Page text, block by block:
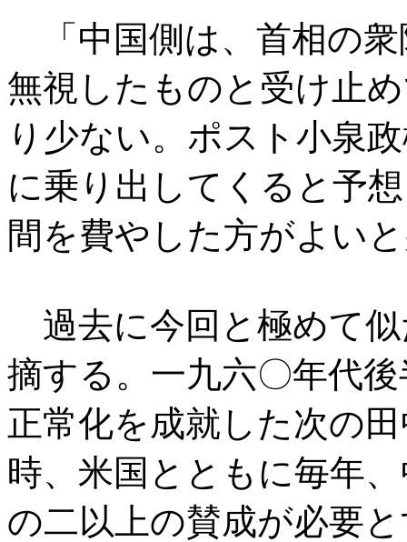
「中国側は、首相の衆
無視したものと受け止
り少ない。ポスト小泉
に乗り出してくると予
間を費やした方がよい
過去に今回と極めて
摘する。一九六〇年代
正常化を成就した次の
時、米国とともに毎年
の二以上の賛成が必要